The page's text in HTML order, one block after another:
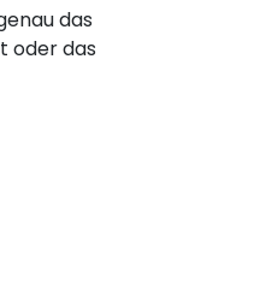
das
oder das